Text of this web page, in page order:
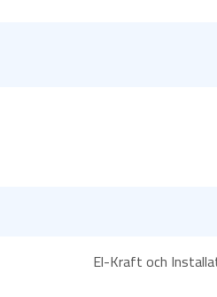
El-Kraft och